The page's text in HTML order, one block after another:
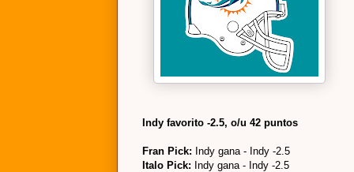
Indy favorito -2.5, o/u 42 puntos
Fran Pick: Indy gana - Indy -2.5
Italo Pick: Indy gana - Indy -2.5